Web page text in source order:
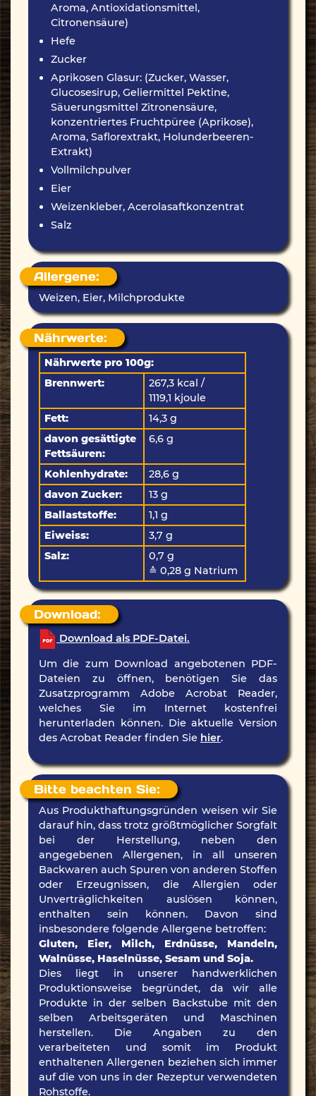
Aroma, Antioxidationsmittel,
Citronensäure)
Hefe
Zucker
Aprikosen Glasur: (Zucker, Wasser,
Glucosesirup, Geliermittel Pektine,
Säuerungsmittel Zitronensäure,
konzentriertes Fruchtpüree (Aprikose),
Aroma, Saflorextrakt, Holunderbeeren-
Extrakt)
Vollmilchpulver
Eier
Weizenkleber, Acerolasaftkonzentrat
Salz
Allergene:
Weizen, Eier, Milchprodukte
Nährwerte:
Nährwerte pro 100g:
Brennwert:
267,3 kcal /
1119,1 kjoule
Fett:
14,3 g
davon gesättigte
Fettsäuren:
6,6 g
Kohlenhydrate:
28,6 g
davon Zucker:
13 g
Ballaststoffe:
1,1 g
Eiweiss:
3,7 g
Salz:
0,7 g
≙ 0,28 g Natrium
Download:
Download als PDF-Datei.
Um die zum Download angebotenen PDF-
Dateien zu öffnen, benötigen Sie das
Zusatzprogramm Adobe Acrobat Reader,
welches Sie im Internet kostenfrei
herunterladen können. Die aktuelle Version
des Acrobat Reader finden Sie hier.
Bitte beachten Sie:
Aus Produkthaftungsgründen weisen wir Sie
darauf hin, dass trotz größtmöglicher Sorgfalt
bei der Herstellung, neben den
angegebenen Allergenen, in all unseren
Backwaren auch Spuren von anderen Stoffen
oder Erzeugnissen, die Allergien oder
Unverträglichkeiten auslösen können,
enthalten sein können. Davon sind
insbesondere folgende Allergene betroffen:
Gluten, Eier, Milch, Erdnüsse, Mandeln,
Walnüsse, Haselnüsse, Sesam und Soja.
Dies liegt in unserer handwerklichen
Produktionsweise begründet, da wir alle
Produkte in der selben Backstube mit den
selben Arbeitsgeräten und Maschinen
herstellen. Die Angaben zu den
verarbeiteten und somit im Produkt
enthaltenen Allergenen beziehen sich immer
auf die von uns in der Rezeptur verwendeten
Rohstoffe.